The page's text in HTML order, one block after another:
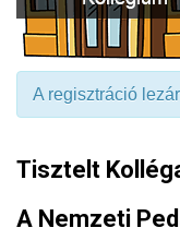
A regisztráció
Tisztelt
A Nemzeti